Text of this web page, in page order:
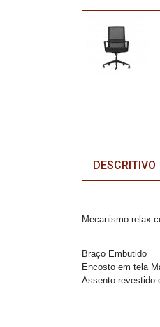
DESCRITIVO
Mecanismo relax
Braço Embutido
Encosto em tela
Assento revestido